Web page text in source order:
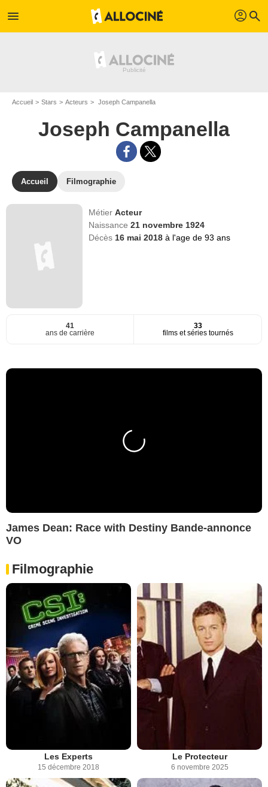
menu profil search
Accueil Stars Acteurs Joseph Campanella
Joseph Campanella
Accueil Filmographie
MétierActeur
Naissance21 novembre 1924
Décès 16 mai 2018à l'age de 93 ans
41
ans de carrière
33
films et séries tournés
James Dean: Race with Destiny Bande-annonce
VO
Filmographie
Les Experts
15 décembre 2018
Le Protecteur
6 novembre 2025